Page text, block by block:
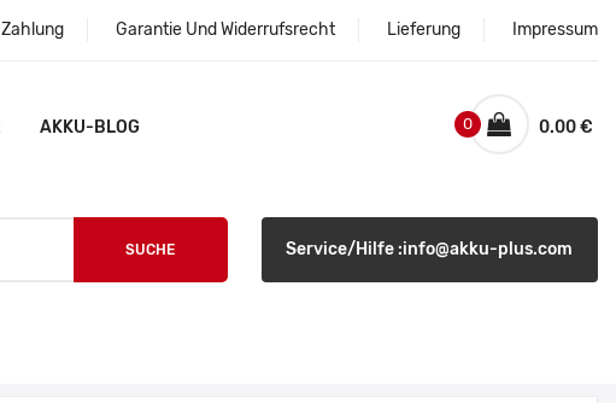
Zahlung Garantie Und Widerrufsrecht Lieferung Impressum
AKKU-BLOG 0.00 €
0
SUCHE Service/Hilfe :info@akku-plus.com